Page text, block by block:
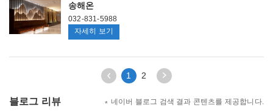
프
경
관
송해온
032-831-5988
송
온
자세히 보기
이
전
페
1 2
다
음
페
블로그 리뷰 네이버 블로그 검색 결과 콘텐츠를 제공합니다.